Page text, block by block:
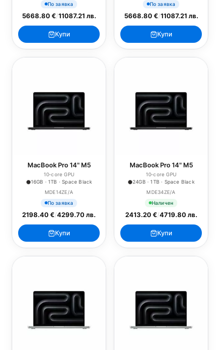
По заявка
5668.80 €/11087.21 лв.
Купи
По заявка
5668.80 €/11087.21 лв.
Купи
MacBook Pro 14" M5
10‑core GPU
16GB · 1TB · Space Black
MDE14ZE/A
По заявка
2198.40 €/4299.70 лв.
Купи
MacBook Pro 14" M5
10‑core GPU
24GB · 1TB · Space Black
MDE34ZE/A
Наличен
2413.20 €/4719.80 лв.
Купи